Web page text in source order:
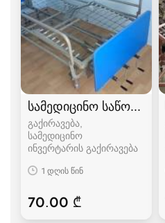
სამედიცინო საწოლი
გაქირავება,
სამედიცინო
ინვერტარის გაქირავება
1 დღის წინ
70.00 ₾